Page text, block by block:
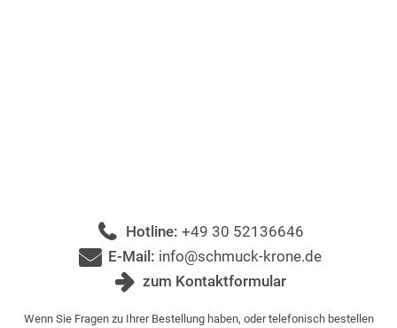
Hotline: +49 30 52136646
E-Mail: info@schmuck-krone.de
zum Kontaktformular
Wenn Sie Fragen zu Ihrer Bestellung haben, oder telefonisch bestellen